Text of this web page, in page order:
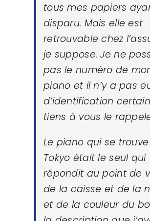
tous mes papiers
disparu. Mais elle est
retrouvable chez
je suppose. Je ne
pas le numéro de
piano et il n’y a pas
d’identification
tiens à vous le
Le piano qui se
Tokyo était le seul qui
répondit au point de
de la caisse et de la
et de la couleur du